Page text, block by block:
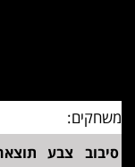
משחקים:
סיבוב צבע